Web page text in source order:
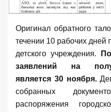
Оригинал обратного
течении 10 рабочих дней
детского учреждения.
заявлений на
является 30 ноября.
собранных
распоряжения